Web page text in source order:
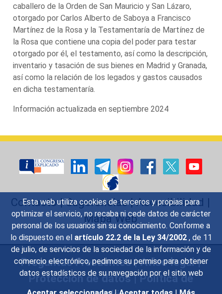
Esta web utiliza cookies de terceros y propias para
optimizar el servicio, no recaba ni cede datos de carácter
personal de los usuarios sin su conocimiento. Conforme a
lo dispuesto en el artículo 22.2 de la Ley 34/2002 , de 11
de julio, de servicios de la sociedad de la información y de
comercio electrónico, pedimos su permiso para obtener
datos estadísticos de su navegación por el sitio web
caballero de la Orden de San Mauricio y San Lázaro,
otorgado por Carlos Alberto de Saboya a Francisco
Martínez de la Rosa y la Testamentaría de Martínez de
la Rosa que contiene una copia del poder para testar
otorgado por él, el testamento, así como la descripción,
inventario y tasación de sus bienes en Madrid y Granada,
así como la relación de los legados y gastos causados
en dicha testamentaría.
Información actualizada en septiembre 2024
Contacto|Sugerencias|Accesibilidad |
Mapa Web
Preguntas Frecuentes|Aviso legal|
Protección de datos|Política de